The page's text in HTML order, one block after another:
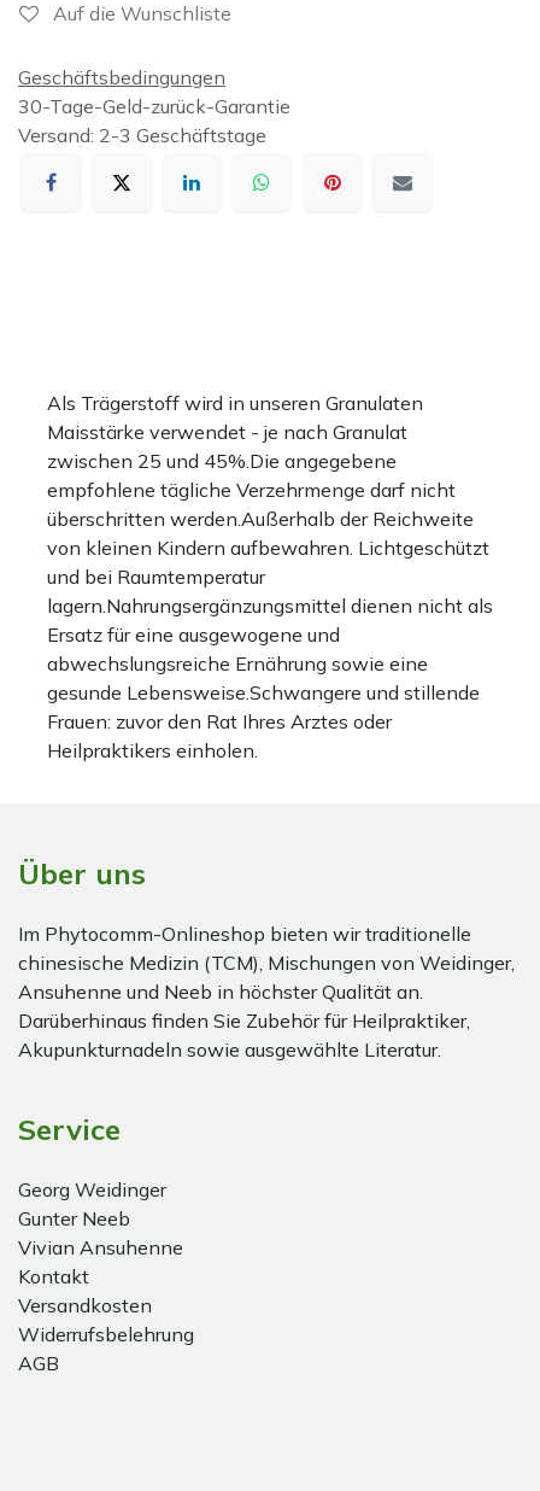
Auf die Wunschliste
Geschäftsbedingungen
30-Tage-Geld-zurück-Garantie
Versand: 2-3 Geschäftstage
Als Trägerstoff wird in unseren Granulaten
Maisstärke verwendet - je nach Granulat
zwischen 25 und 45%.Die angegebene
empfohlene tägliche Verzehrmenge darf nicht
überschritten werden.Außerhalb der Reichweite
von kleinen Kindern aufbewahren. Lichtgeschützt
und bei Raumtemperatur
lagern.Nahrungsergänzungsmittel dienen nicht als
Ersatz für eine ausgewogene und
abwechslungsreiche Ernährung sowie eine
gesunde Lebensweise.Schwangere und stillende
Frauen: zuvor den Rat Ihres Arztes oder
Heilpraktikers einholen.
Über uns
Im Phytocomm-Onlineshop bieten wir traditionelle
chinesische Medizin (TCM), Mischungen von Weidinger,
Ansuhenne und Neeb in höchster Qualität an.
Darüberhinaus finden Sie Zubehör für Heilpraktiker,
Akupunkturnadeln sowie ausgewählte Literatur.
Service
Georg Weidinger
Gunter Neeb
Vivian Ansuhenne
Kontakt
Versandkosten
Widerrufsbelehrung
AGB